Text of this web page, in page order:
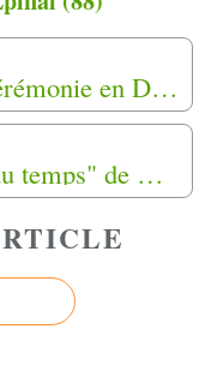
Abandon des Harkis : une cérémonie en Dordogne pour ne pas oublier « ce qui s’est passé il y a 60 ans »
Livre du week-end " Au fil du temps" de Marguerite Montabric